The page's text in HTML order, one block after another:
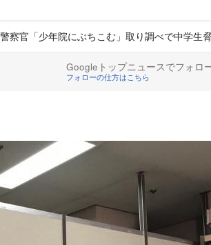
警察官「少年院にぶちこむ」取り調べで中学
Googleトップニュースでフォロ
フォローの仕方はこちら